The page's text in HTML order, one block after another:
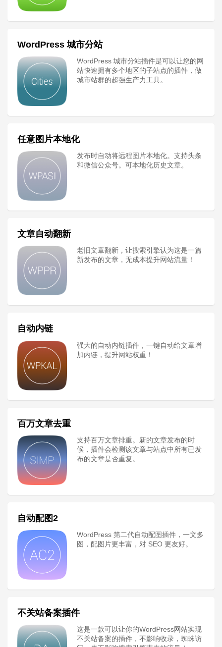
WordPress 城市分站
WordPress 城市分站插件是可以让您的网
站快速拥有多个地区的子站点的插件，做
城市站群的超强生产力工具。
任意图片本地化
发布时自动将远程图片本地化。支持头条
和微信公众号。可本地化历史文章。
文章自动翻新
老旧文章翻新，让搜索引擎认为这是一篇
新发布的文章，无成本提升网站流量！
自动内链
强大的自动内链插件，一键自动给文章增
加内链，提升网站权重！
百万文章去重
支持百万文章排重。新的文章发布的时
候，插件会检测该文章与站点中所有已发
布的文章是否重复。
自动配图2
WordPress 第二代自动配图插件，一文多
图，配图片更丰富，对 SEO 更友好。
不关站备案插件
这是一款可以让你的WordPress网站实现
不关站备案的插件，不影响收录，蜘蛛访